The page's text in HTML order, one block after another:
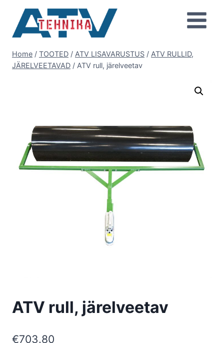
content
Home / TOOTED / ATV LISAVARUSTUS / ATV RULLID,
JÄRELVEETAVAD / ATV rull, järelveetav
ATV rull, järelveetav
€703.80